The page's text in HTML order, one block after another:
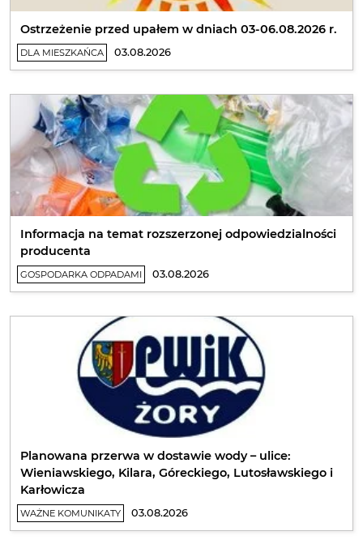
Ostrzeżenie przed upałem w dniach 03-06.08.2026 r.
DLA MIESZKAŃCA 03.08.2026
Informacja na temat rozszerzonej odpowiedzialności
producenta
GOSPODARKA ODPADAMI 03.08.2026
Planowana przerwa w dostawie wody – ulice:
Wieniawskiego, Kilara, Góreckiego, Lutosławskiego i
Karłowicza
WAŻNE KOMUNIKATY 03.08.2026